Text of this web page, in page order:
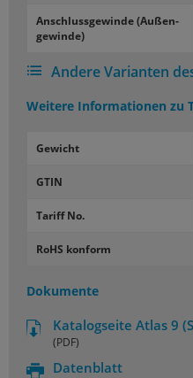
An­schluss­ge­win­de (Au­ßen­
ge­win­de)
Andere Varianten
Weitere Informationen zu
Gewicht
GTIN
Tariff No.
RoHS konform
Dokumente
Katalogseite Atlas 9
(PDF)
Datenblatt